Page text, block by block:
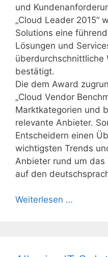
und
„Cloud Leader 2015“
Solutions eine
Lösungen und
überdurchschnittliche
bestätigt.
Die dem Award
„Cloud Vendor
Marktkategorien und
relevante Anbieter.
Entscheidern einen
wichtigsten Trends
Anbieter rund um das
auf den
Weiterlesen …